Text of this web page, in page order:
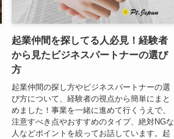
起業仲間を探してる人必見！経験者
から見たビジネスパートナーの選び
方
起業仲間の探し方やビジネスパートナーの選
び方について、経験者の視点から簡単にまと
めました！事業を一緒に進めて行くうえで、
注意すべき点やおすすめのタイプ、絶対NGな
人などポイントを絞ってお話しています。起